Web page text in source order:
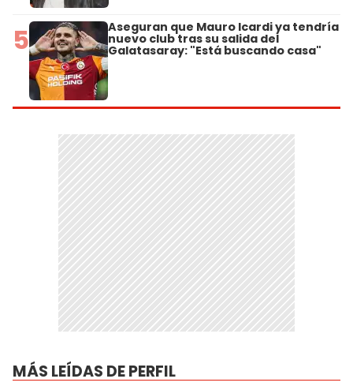
5 Aseguran que Mauro Icardi ya tendría
nuevo club tras su salida del
Galatasaray: "Está buscando casa"
MÁS LEÍDAS DE PERFIL